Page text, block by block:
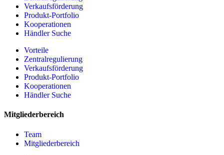
Verkaufsförderung
Produkt-Portfolio
Kooperationen
Händler Suche
Vorteile
Zentralregulierung
Verkaufsförderung
Produkt-Portfolio
Kooperationen
Händler Suche
Mitgliederbereich
Team
Mitgliederbereich